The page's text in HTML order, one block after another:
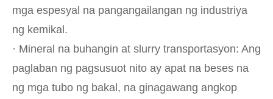
mga espesyal na pangangailangan ng industriya
ng kemikal.
· Mineral na buhangin at slurry transportasyon: Ang
paglaban ng pagsusuot nito ay apat na beses na
ng mga tubo ng bakal, na ginagawang angkop